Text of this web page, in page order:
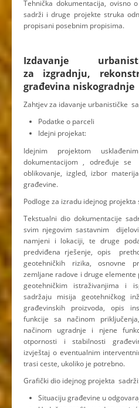
Tehnička dokumentacija, ovisno
sadrži i druge projekte struka
propisani posebnim propisima.
Izdavanje
za izgradnju,
građevina niskogradnje
Zahtjev za idavanje urbanističke
Podatke o parceli
Idejni projekat:
Idejnim projektom
dokumentacijom , određuje se
oblikovanje, izgled, izbor
građevine.
Podloge za izradu idejnog
Tekstualni dio dokumentacije
svim njegovim sastavnim
namjeni i lokaciji, te druge
predviđena rješenje, opis
geotehničkih rizika, osnovne
zemljane radove i druge
geotehničkim istraživanjima i
sadržaju misija geotehničkog
građevinskih proizvoda, opis
funkcije sa načinom
načinom ugradnje i njene
otpornosti i stabilnosti
izvještaj o eventualnim
trasi ceste, ukoliko je potrebno.
Grafički dio idejnog projekta
Situaciju građevine u